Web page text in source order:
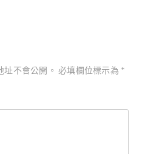
不會公開。 必填欄位標示為 *